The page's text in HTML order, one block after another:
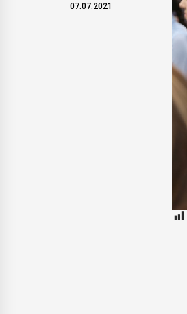
07.07.2021